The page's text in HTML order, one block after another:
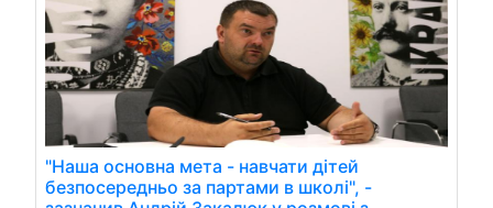
"Наша основна мета - навчати дітей
безпосередньо за партами в школі", -